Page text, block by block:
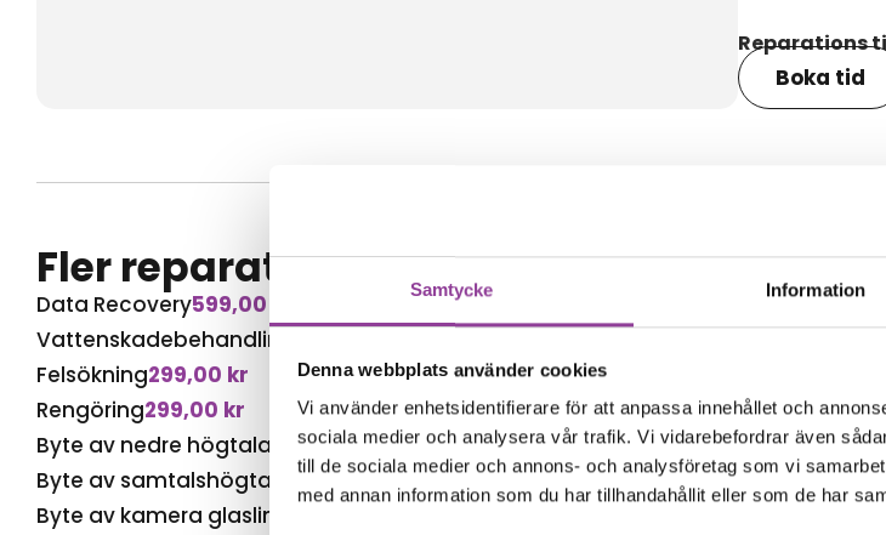
Samtycke Information
Denna webbplats använder cookies
Vi använder enhetsidentifierare för att anpassa innehållet och
sociala medier och analysera vår trafik. Vi vidarebefordrar även
till de sociala medier och annons- och analysföretag som vi
med annan information som du har tillhandahållit eller som de har
Reparations
Boka tid
Fler reparationer för samma modell
Data Recovery599,00
Vattenskadebehandling
Felsökning299,00 kr
Rengöring299,00 kr
Byte av nedre högtalare
599,00kr
Byte av samtalshögtalare499,00kr
Byte av kamera glaslins